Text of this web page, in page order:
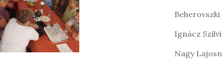
Ignácz
Nagy